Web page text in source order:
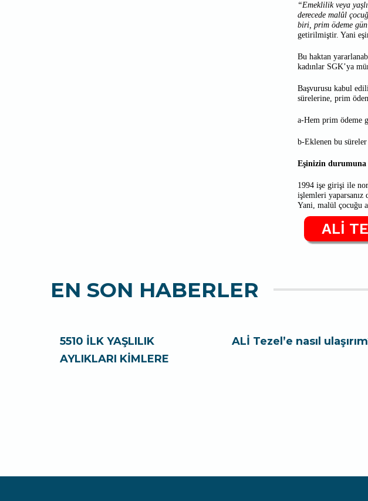
“Emeklilik veya
derecede malûl
biri, prim ödeme
getirilmiştir. Yani
Bu haktan
kadınlar SGK’ya
Başvurusu kabul
sürelerine, prim
a-Hem prim ödeme
b-Eklenen bu
Eşinizin durumuna
1994 işe girişi ile
işlemleri
Yani, malül çocuğu
ALİ
EN SON HABERLER
5510 İLK YAŞLILIK
AYLIKLARI KİMLERE
ALİ Tezel’e nasıl